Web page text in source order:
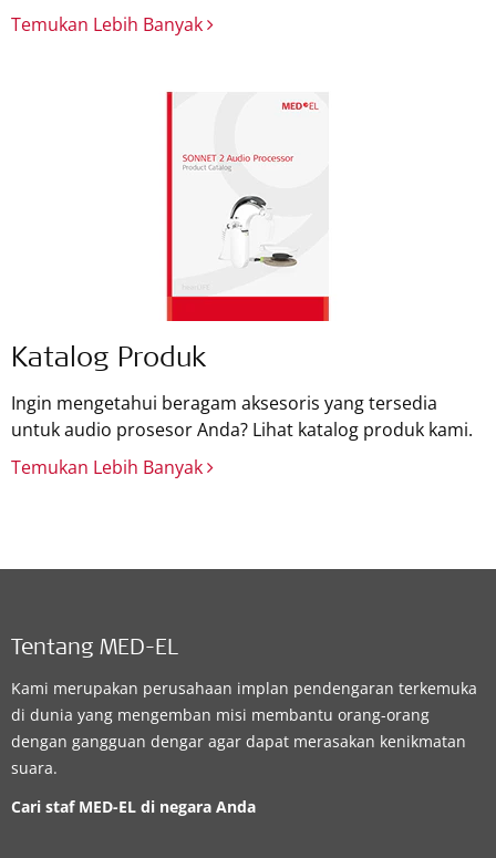
Temukan Lebih Banyak
Katalog Produk
Ingin mengetahui beragam aksesoris yang tersedia
untuk audio prosesor Anda? Lihat katalog produk kami.
Temukan Lebih Banyak
Tentang MED-EL
Kami merupakan perusahaan implan pendengaran terkemuka
di dunia yang mengemban misi membantu orang-orang
dengan gangguan dengar agar dapat merasakan kenikmatan
suara.
Cari staf MED-EL di negara Anda